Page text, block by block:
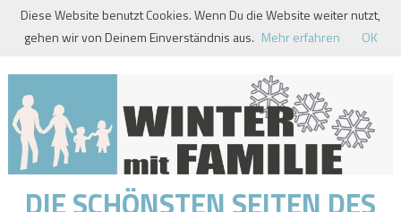
SkipDiese Website benutzt Cookies. Wenn Du die Website weiter nutzt,
gehen wir von Deinem Einverständnis aus. Mehr erfahren OK